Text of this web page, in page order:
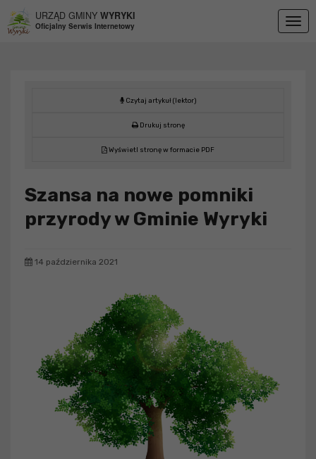
URZĄD GMINY WYRYKI
Oficjalny Serwis Internetowy
Czytaj artykuł (lektor)
Drukuj stronę
Wyświetl stronę w formacie PDF
Szansa na nowe pomniki
przyrody w Gminie Wyryki
14 października 2021